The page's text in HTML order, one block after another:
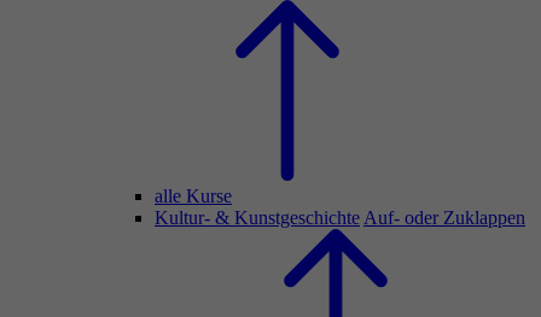
alle Kurse
Kultur- & Kunstgeschichte Auf- oder Zuklappen